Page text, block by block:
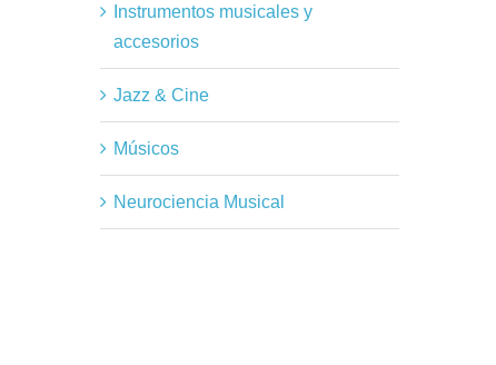
Instrumentos musicales y
accesorios
Jazz & Cine
Músicos
Neurociencia Musical